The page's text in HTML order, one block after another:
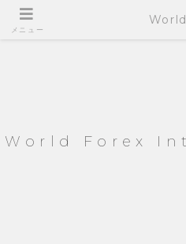
World Forex
メニュー